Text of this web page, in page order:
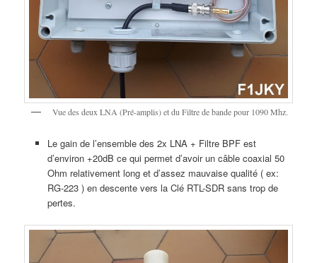
Vue des deux LNA (Pré-amplis) et du Filtre de bande pour 1090 Mhz.
Le gain de l’ensemble des 2x LNA + Filtre BPF est
d’environ +20dB ce qui permet d’avoir un câble coaxial 50
Ohm relativement long et d’assez mauvaise qualité ( ex:
RG-223 ) en descente vers la Clé RTL-SDR sans trop de
pertes.